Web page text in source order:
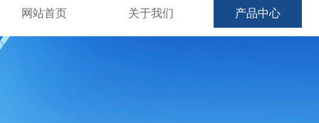
网站首页 关于我们 产品中心